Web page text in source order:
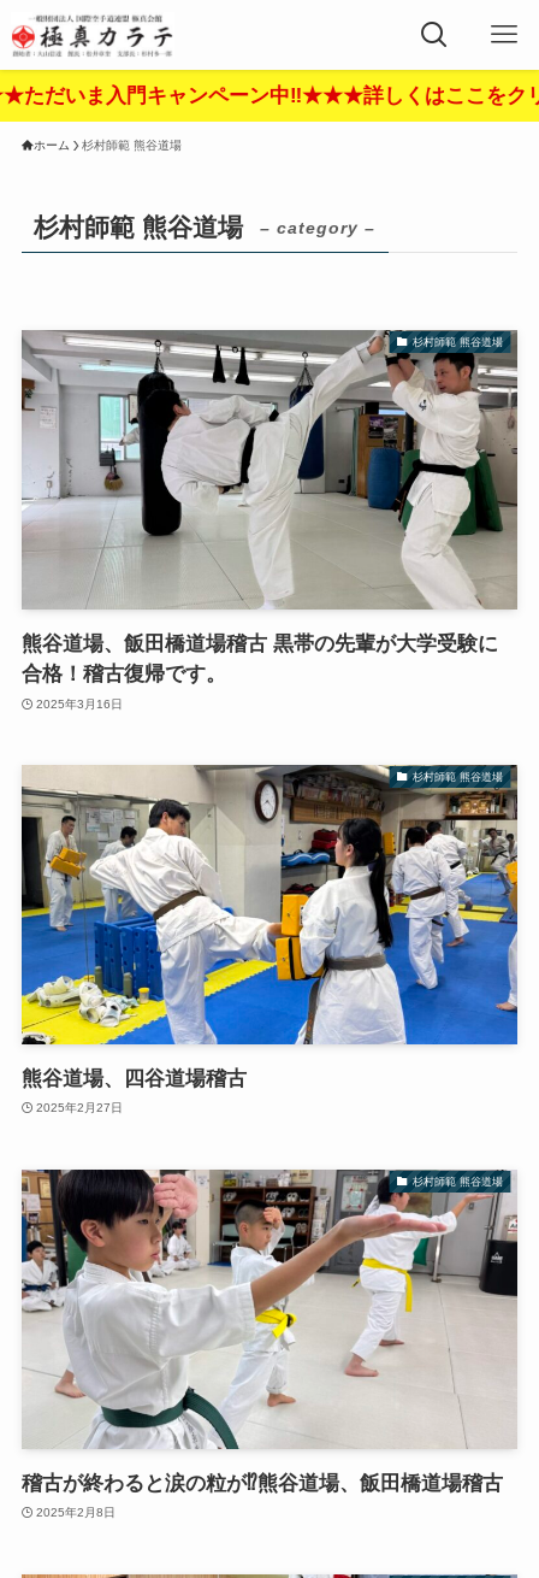
門キャンペーン中‼︎★★★詳しくはここをクリック
ホーム 杉村師範 熊谷道場
杉村師範 熊谷道場 – category –
杉村師範 熊谷道場
熊谷道場、飯田橋道場稽古 黒帯の先輩が大学受験に
合格！稽古復帰です。
2025年3月16日
杉村師範 熊谷道場
熊谷道場、四谷道場稽古
2025年2月27日
杉村師範 熊谷道場
稽古が終わると涙の粒が⁉︎熊谷道場、飯田橋道場稽古
2025年2月8日